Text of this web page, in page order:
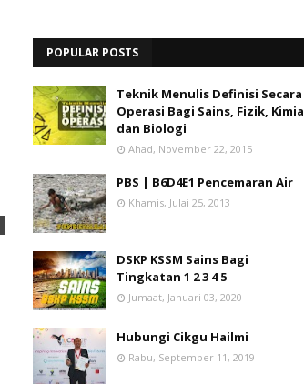
POPULAR POSTS
Teknik Menulis Definisi Secara
Operasi Bagi Sains, Fizik, Kimia
dan Biologi
Ahad, November 22, 2015
PBS | B6D4E1 Pencemaran Air
Khamis, Julai 25, 2013
DSKP KSSM Sains Bagi
Tingkatan 1 2 3 4 5
Jumaat, Januari 03, 2020
Hubungi Cikgu Hailmi
Rabu, September 11, 2019